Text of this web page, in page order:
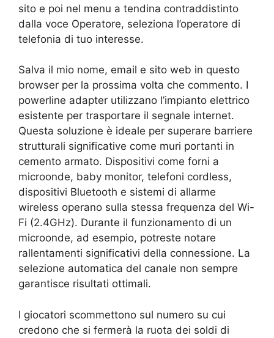
sito e poi nel menu a tendina contraddistinto
dalla voce Operatore, seleziona l’operatore di
telefonia di tuo interesse.
Salva il mio nome, email e sito web in questo
browser per la prossima volta che commento. I
powerline adapter utilizzano l’impianto elettrico
esistente per trasportare il segnale internet.
Questa soluzione è ideale per superare barriere
strutturali significative come muri portanti in
cemento armato. Dispositivi come forni a
microonde, baby monitor, telefoni cordless,
dispositivi Bluetooth e sistemi di allarme
wireless operano sulla stessa frequenza del Wi-
Fi (2.4GHz). Durante il funzionamento di un
microonde, ad esempio, potreste notare
rallentamenti significativi della connessione. La
selezione automatica del canale non sempre
garantisce risultati ottimali.
I giocatori scommettono sul numero su cui
credono che si fermerà la ruota dei soldi di